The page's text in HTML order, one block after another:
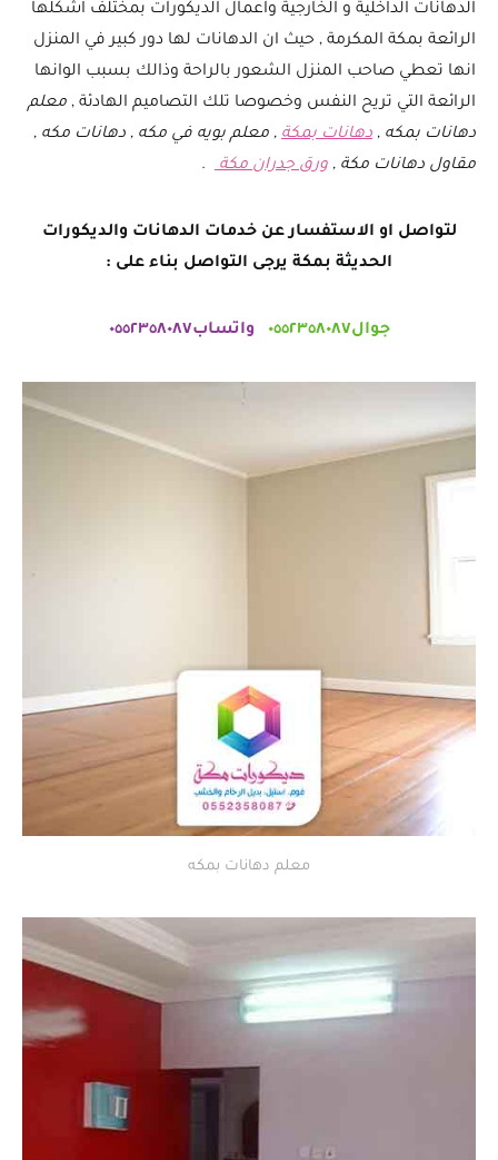
الدهانات الداخلية و الخارجية واعمال الديكورات بمختلف اشكلها
الرائعة بمكة المكرمة , حيث ان الدهانات لها دور كبير في المنزل
انها تعطي صاحب المنزل الشعور بالراحة وذالك بسبب الوانها
الرائعة التي تريح النفس وخصوصا تلك التصاميم الهادئة , معلم
دهانات بمكه , دهانات بمكة , معلم بويه في مكه , دهانات مكه ,
مقاول دهانات مكة , ورق جدران مكة .
لتواصل او الاستفسار عن خدمات الدهانات والديكورات
الحديثة بمكة يرجى التواصل بناء على :
جوال٠٥٥٢٣٥٨٠٨٧ واتساب٠٥٥٢٣٥٨٠٨٧
معلم دهانات بمكه